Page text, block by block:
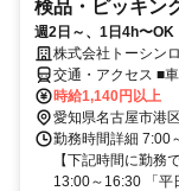
検品・ピッキン
週2日～、1日4h〜
株式会社トーシン
交通・アクセス ■
時給1,140円以上
愛知県名古屋市港
勤務時間詳細 7:00
【下記時間に勤務
13:00～16:30 「平